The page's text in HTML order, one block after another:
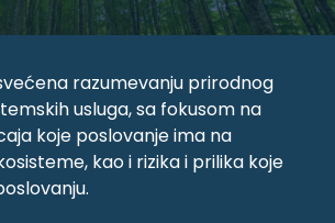
razumevanju prirodnog
usluga, sa fokusom na
koje poslovanje ima na
kao i rizika i prilika koje